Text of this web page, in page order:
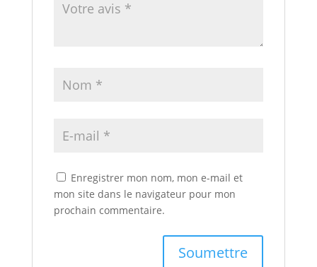
Enregistrer mon nom, mon e-mail et
mon site dans le navigateur pour mon
prochain commentaire.